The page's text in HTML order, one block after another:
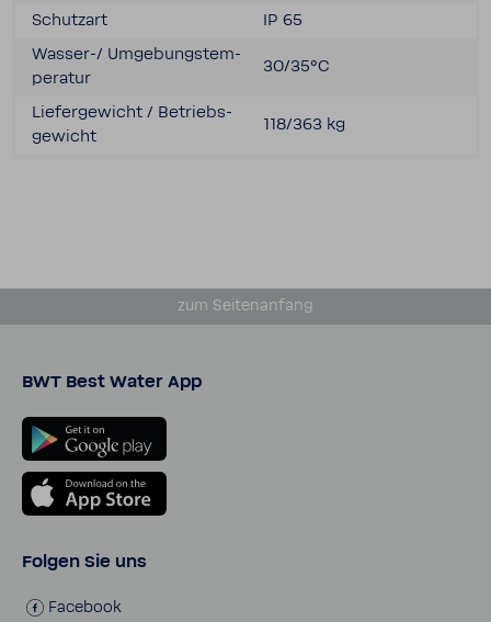
Schutzart
IP 65
Wasser-​/ Umge­bungs­tem­
pe­ratur
30/35°C
Liefer­ge­wicht / Betriebs­
ge­wicht
118/363 kg
zum Seiten­an­fang
BWT Best Water App
Folgen Sie uns
Face­book